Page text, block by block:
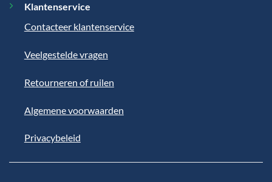
Klantenservice
Contacteer klantenservice
Veelgestelde vragen
Retourneren of ruilen
Algemene voorwaarden
Privacybeleid